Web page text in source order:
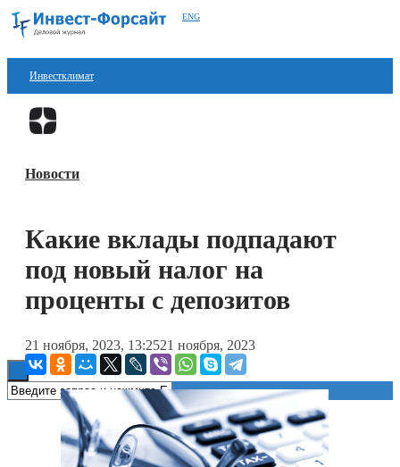
ENG
Инвестклимат
Финансы
Блокчейн
Новости
Какие вклады подпадают
под новый налог на
проценты с депозитов
21 ноября, 2023, 13:2521 ноября, 2023